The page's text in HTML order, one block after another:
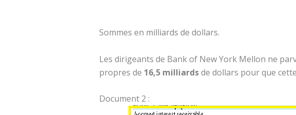
Sommes en milliards de dollars.
Les dirigeants de Bank of New York Mellon ne
propres de 16,5 milliardsde dollars pour que
Document 2 :